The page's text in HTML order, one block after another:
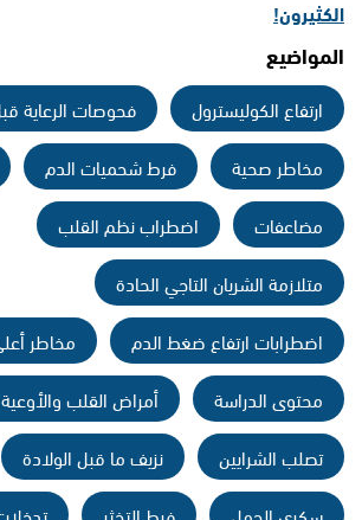
الكثيرون!
المواضيع
ارتفاع الكوليسترول
فحوصات الرعاية
مخاطر صحية
فرط شحميات الدم
مضاعفات
اضطراب نظم القلب
متلازمة الشريان التاجي الحادة
اضطرابات ارتفاع ضغط الدم
مخاطر
محتوى الدراسة
أمراض القلب
تصلب الشرايين
نزيف ما قبل الولادة